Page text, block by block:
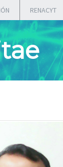
RENACYT